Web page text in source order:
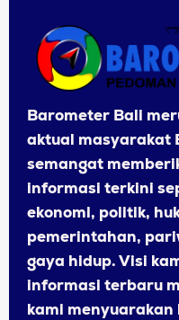
Barometer Bali
aktual masyarakat
semangat
informasi terkini
ekonomi, politik,
pemerintahan,
gaya hidup. Visi
informasi terbaru
kami